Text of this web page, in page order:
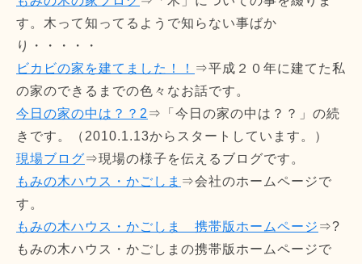
す。木って知ってるようで知らない事ばか
り・・・・・
ビカビの家を建てました！！ ⇒平成２０年に建てた私
の家のできるまでの色々なお話です。
今日の家の中は？？2 ⇒「今日の家の中は？？」の続
きです。（2010.1.13からスタートしています。）
現場ブログ⇒現場の様子を伝えるブログです。
もみの木ハウス・かごしま ⇒会社のホームページで
す。
もみの木ハウス・かごしま 携帯版ホームページ ⇒?
もみの木ハウス・かごしまの携帯版ホームページで